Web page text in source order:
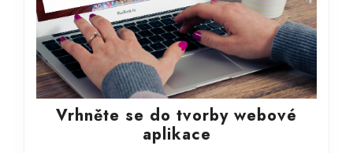
Vrhněte se do tvorby webové
aplikace